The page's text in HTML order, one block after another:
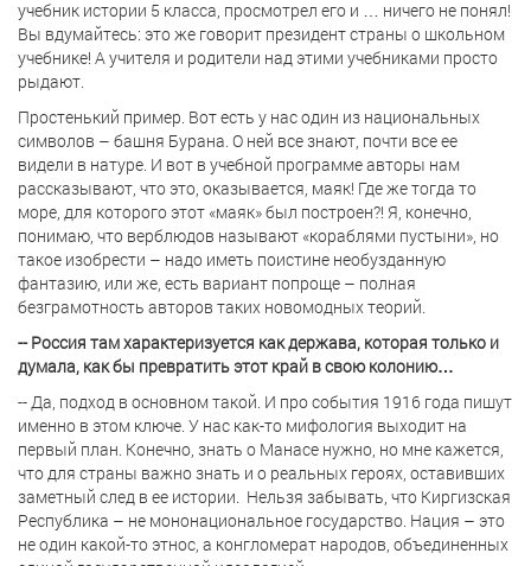
учебник истории 5 класса, просмотрел его и … ничего не понял!
Вы вдумайтесь: это же говорит президент страны о школьном
учебнике! А учителя и родители над этими учебниками просто
рыдают.
Простенький пример. Вот есть у нас один из национальных
символов – башня Бурана. О ней все знают, почти все ее
видели в натуре. И вот в учебной программе авторы нам
рассказывают, что это, оказывается, маяк! Где же тогда то
море, для которого этот «маяк» был построен?! Я, конечно,
понимаю, что верблюдов называют «кораблями пустыни», но
такое изобрести – надо иметь поистине необузданную
фантазию, или же, есть вариант попроще – полная
безграмотность авторов таких новомодных теорий.
-- Россия там характеризуется как держава, которая только и
думала, как бы превратить этот край в свою колонию…
-- Да, подход в основном такой. И про события 1916 года пишут
именно в этом ключе. У нас как-то мифология выходит на
первый план. Конечно, знать о Манасе нужно, но мне кажется,
что для страны важно знать и о реальных героях, оставивших
заметный след в ее истории. Нельзя забывать, что Киргизская
Республика – не мононациональное государство. Нация – это
не один какой-то этнос, а конгломерат народов, объединенных